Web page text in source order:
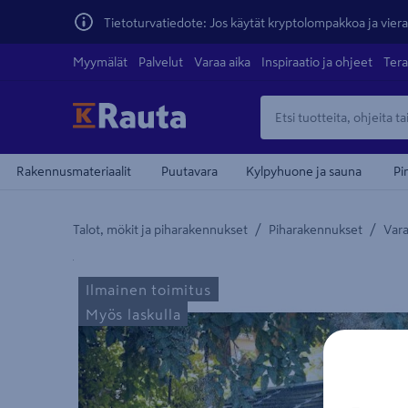
Tietoturvatiedote: Jos käytät kryptolompakkoa ja
Myymälät Palvelut Varaa aika Inspiraatio ja ohjeet
Rakennusmateriaalit Puutavara Kylpyhuone ja sauna
Talot, mökit ja piharakennukset / Piharakennukset /
Yksityiskohtainen kuvaus löytyy Tuotteen kuvaus -
Ilmainen toimitus
Myös laskulla